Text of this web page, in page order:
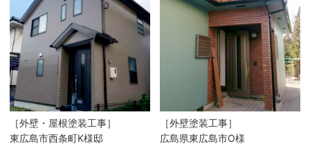
［外壁・屋根塗装工事］
東広島市西条町K様邸
［外壁塗装工事］
広島県東広島市O様